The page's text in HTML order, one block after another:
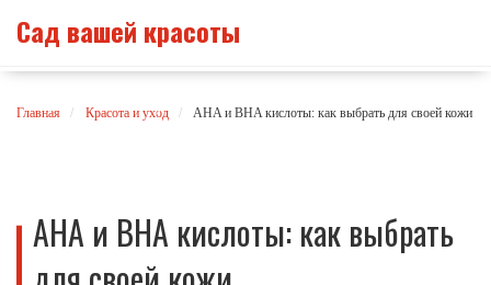
Сад вашей красоты
Главная Красота и уход AHA и BHA кислоты: как выбрать для своей кожи
AHA и BHA кислоты: как выбрать